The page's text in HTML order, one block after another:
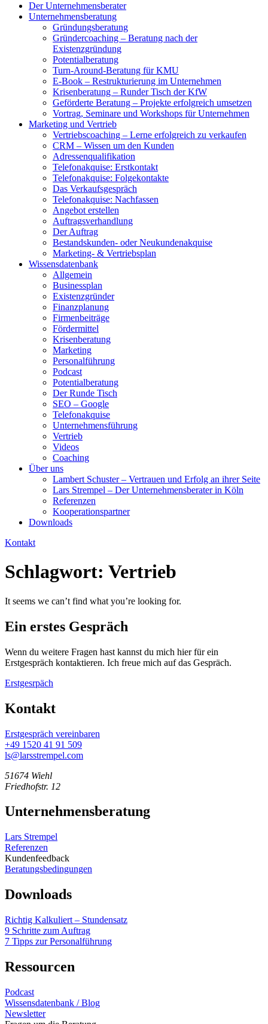
Der Unternehmensberater
Unternehmensberatung
Gründungsberatung
Gründercoaching – Beratung nach der
Existenzgründung
Potentialberatung
Turn-Around-Beratung für KMU
E-Book – Restrukturierung im Unternehmen
Krisenberatung – Runder Tisch der KfW
Geförderte Beratung – Projekte erfolgreich umsetzen
Vortrag, Seminare und Workshops für Unternehmen
Marketing und Vertrieb
Vertriebscoaching – Lerne erfolgreich zu verkaufen
CRM – Wissen um den Kunden
Adressenqualifikation
Telefonakquise: Erstkontakt
Telefonakquise: Folgekontakte
Das Verkaufsgespräch
Telefonakquise: Nachfassen
Angebot erstellen
Auftragsverhandlung
Der Auftrag
Bestandskunden- oder Neukundenakquise
Marketing- & Vertriebsplan
Wissensdatenbank
Allgemein
Businessplan
Existenzgründer
Finanzplanung
Firmenbeiträge
Fördermittel
Krisenberatung
Marketing
Personalführung
Podcast
Potentialberatung
Der Runde Tisch
SEO – Google
Telefonakquise
Unternehmensführung
Vertrieb
Videos
Coaching
Über uns
Lambert Schuster – Vertrauen und Erfolg an ihrer Seite
Lars Strempel – Der Unternehmensberater in Köln
Referenzen
Kooperationspartner
Downloads
Kontakt
Schlagwort: Vertrieb
It seems we can’t find what you’re looking for.
Ein erstes Gespräch
Wenn du weitere Fragen hast kannst du mich hier für ein
Erstgespräch kontaktieren. Ich freue mich auf das Gespräch.
Erstgesrpäch
Kontakt
Erstgespräch vereinbaren
+49 1520 41 91 509
ls@larsstrempel.com
51674 Wiehl
Friedhofstr. 12
Unternehmensberatung
Lars Strempel
Referenzen
Kundenfeedback
Beratungsbedingungen
Downloads
Richtig Kalkuliert – Stundensatz
9 Schritte zum Auftrag
7 Tipps zur Personalführung
Ressourcen
Podcast
Wissensdatenbank / Blog
Newsletter